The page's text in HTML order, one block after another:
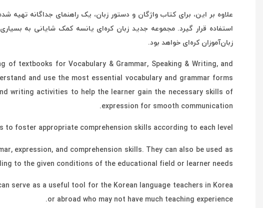
علاوه بر این، برای کتاب واژگان و دستور زبان، یک راهنمای جداگانه تهیه
استفاده قرار گیرد. مجموعه جدید زبان کره‌ای یانسه کمک شایانی به
زبان‌آموزان کره‌ای خواهد بود.
textbooks for Vocabulary & Grammar, Speaking & Writing, and
and use the most essential vocabulary and grammar forms
writing activities to help the learner gain the necessary skills of
expression for smooth communication.
foster appropriate comprehension skills according to each level.
expression, and comprehension skills. They can also be used as
to the given conditions of the educational field or learner needs.
serve as a useful tool for the Korean language teachers in Korea
or abroad who may not have much teaching experience.